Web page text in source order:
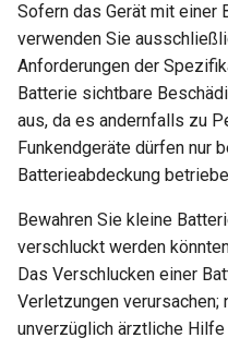
Sofern das Gerät mit einer
verwenden Sie
Anforderungen der
Batterie sichtbare
aus, da es andernfalls zu
Funkendgeräte dürfen nur
Batterieabdeckung
Bewahren Sie kleine
verschluckt werden
Das Verschlucken einer
Verletzungen
unverzüglich ärztliche Hilfe